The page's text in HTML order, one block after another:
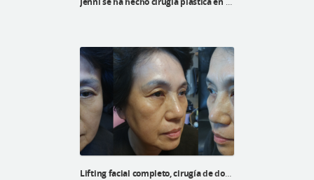
Lifting facial completo, cirugía de doble párpado con elevación y blefaroplastia inferior para una mujer coreana